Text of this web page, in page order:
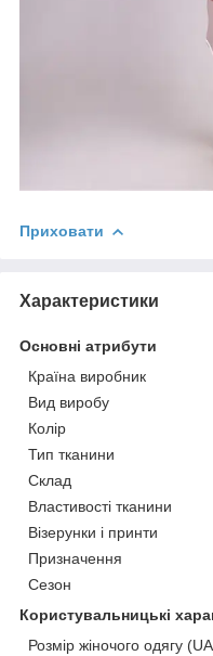
Приховати
Характеристики
Основні атрибути
Країна виробник
Вид виробу
Колір
Тип тканини
Склад
Властивості тканини
Візерунки і принти
Призначення
Сезон
Користувальницькі
Розмір жіночого одягу